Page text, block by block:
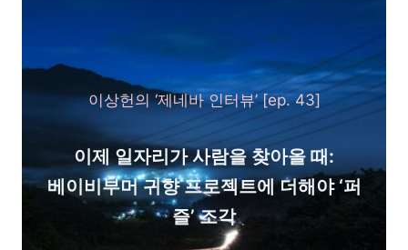
이상헌의 ‘제네바 인터뷰’ [ep. 43]
이제 일자리가 사람을 찾아올 때:
베이비부머 귀향 프로젝트에 더해야 ‘퍼
즐’ 조각